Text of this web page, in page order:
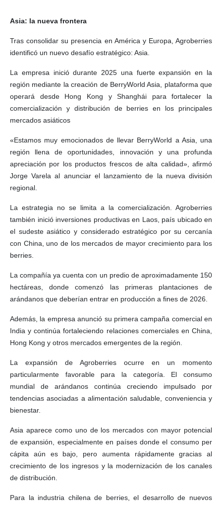
Asia: la nueva frontera
Tras consolidar su presencia en América y Europa, Agroberries
identificó un nuevo desafío estratégico: Asia.
La empresa inició durante 2025 una fuerte expansión en la
región mediante la creación de BerryWorld Asia, plataforma que
operará desde Hong Kong y Shanghái para fortalecer la
comercialización y distribución de berries en los principales
mercados asiáticos
«Estamos muy emocionados de llevar BerryWorld a Asia, una
región llena de oportunidades, innovación y una profunda
apreciación por los productos frescos de alta calidad», afirmó
Jorge Varela al anunciar el lanzamiento de la nueva división
regional.
La estrategia no se limita a la comercialización. Agroberries
también inició inversiones productivas en Laos, país ubicado en
el sudeste asiático y considerado estratégico por su cercanía
con China, uno de los mercados de mayor crecimiento para los
berries.
La compañía ya cuenta con un predio de aproximadamente 150
hectáreas, donde comenzó las primeras plantaciones de
arándanos que deberían entrar en producción a fines de 2026.
Además, la empresa anunció su primera campaña comercial en
India y continúa fortaleciendo relaciones comerciales en China,
Hong Kong y otros mercados emergentes de la región.
La expansión de Agroberries ocurre en un momento
particularmente favorable para la categoría. El consumo
mundial de arándanos continúa creciendo impulsado por
tendencias asociadas a alimentación saludable, conveniencia y
bienestar.
Asia aparece como uno de los mercados con mayor potencial
de expansión, especialmente en países donde el consumo per
cápita aún es bajo, pero aumenta rápidamente gracias al
crecimiento de los ingresos y la modernización de los canales
de distribución.
Para la industria chilena de berries, el desarrollo de nuevos